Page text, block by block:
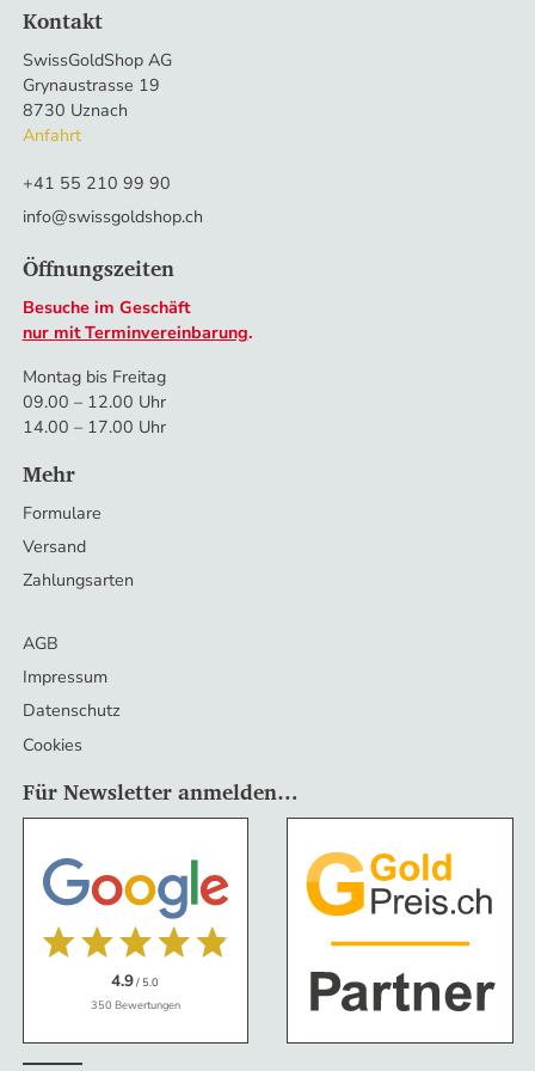
Aktualisiert um
Kontakt
SwissGoldShop AG
Grynaustrasse 19
8730 Uznach
Anfahrt
+41 55 210 99 90
info@swissgoldshop.ch
Öffnungszeiten
Besuche im Geschäft
nur mit Terminvereinbarung.
Montag bis Freitag
09.00 – 12.00 Uhr
14.00 – 17.00 Uhr
Mehr
Formulare
Versand
Zahlungsarten
AGB
Impressum
Datenschutz
Cookies
Für Newsletter anmelden…
4.9/ 5.0
350 Bewertungen
Das könnte Sie auch interessieren
Altgold verkaufen
Welche Silbermünzen kaufen?
Flexible Goldbarren kaufen